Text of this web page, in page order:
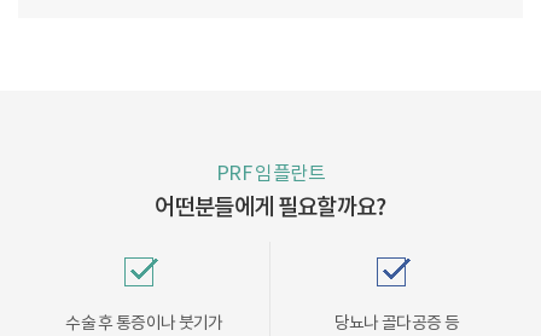
PRF 임플란트
어떤분들에게 필요할까요?
수술 후 통증이나 붓기가
당뇨나 골다공증 등